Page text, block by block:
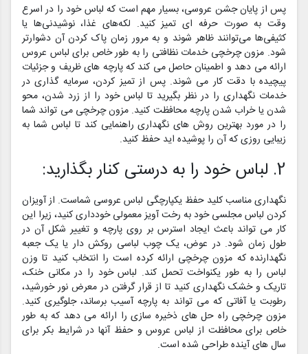
پس از پایان جشن عروسی، بسیار مهم است که لباس خود را در اسرع
وقت به صورت حرفه ای تمیز کنید. لکه‌های غذا، نوشیدنی‌ها یا
کثیفی‌ها می‌توانند ظاهر شوند و به مرور زمان پاک کردن آن دشوارتر
شود. مزون چرخچی خدمات نظافتی را به طور خاص برای لباس عروس
ارائه می دهد و اطمینان حاصل می کند که پارچه های ظریف و جزئیات
پیچیده با دقت کار می شوند. پس از تمیز کردن، سرمایه گذاری در
خدمات نگهداری را در نظر بگیرید تا لباس خود را از زرد شدن، محو
شدن یا خراب شدن پارچه محافظت کنید. مزون چرخچی می تواند شما
را در مورد بهترین روش های نگهداری راهنمایی کند تا لباس شما به
زیبایی روزی که آن را پوشیده اید حفظ کنید.
2. لباس خود را به درستی کنار بگذارید:
نگهداری مناسب کلید حفظ یکپارچگی لباس عروسی شماست. از آویزان
کردن لباس مجلسی خود به رخت آویز معمولی خودداری کنید، زیرا این
کار می تواند باعث ایجاد استرس بر روی پارچه و تغییر شکل آن در
طول زمان شود. در عوض، یک چوب لباسی روکش دار یا یک جعبه
نگهدارنده که مزون چرخچی ارائه کرده است را انتخاب کنید تا وزن
لباس را به طور یکنواخت تحمل کند. لباس خود را در مکانی خنک،
تاریک و خشک نگهداری کنید تا از قرار گرفتن در معرض نور خورشید،
رطوبت یا آفاتی که می تواند به پارچه آسیب برساند، جلوگیری کنید.
مزون چرخچی راه حل های ذخیره سازی را ارائه می دهد که به طور
خاص برای محافظت از لباس عروس و حفظ آنها در شرایط بکر برای
سال های آینده طراحی شده است.